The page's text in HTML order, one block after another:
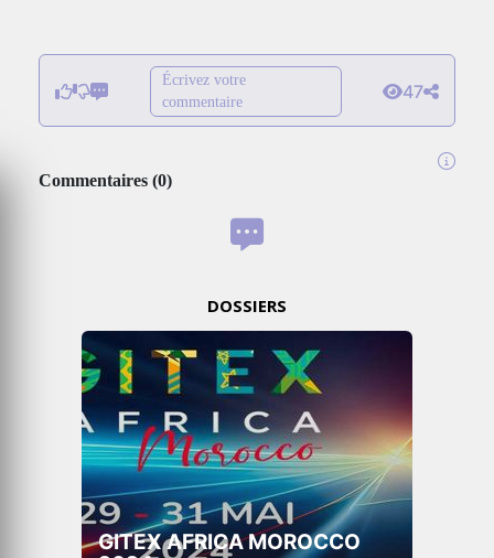
Écrivez votre
commentaire
47
Commentaires (0)
DOSSIERS
GITEX AFRICA MOROCCO